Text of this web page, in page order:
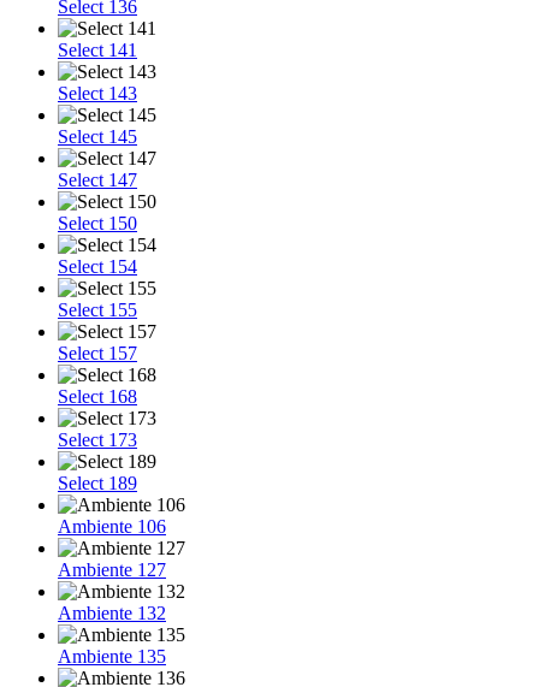
Select 136
Select 141
Select 143
Select 145
Select 147
Select 150
Select 154
Select 155
Select 157
Select 168
Select 173
Select 189
Ambiente 106
Ambiente 127
Ambiente 132
Ambiente 135